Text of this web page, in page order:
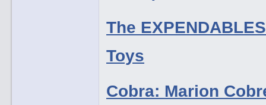
The
Toys
Cobra: Marion